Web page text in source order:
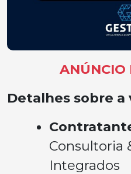
ANÚNCIO
Detalhes sobre a
Consultoria
Integrados